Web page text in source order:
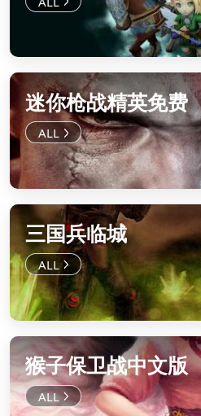
迷你枪战精英免费
三国兵临城
猴子保卫战中文版